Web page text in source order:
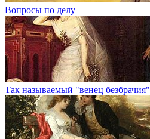
Вопросы по делу
Так называемый "венец безбрачия"